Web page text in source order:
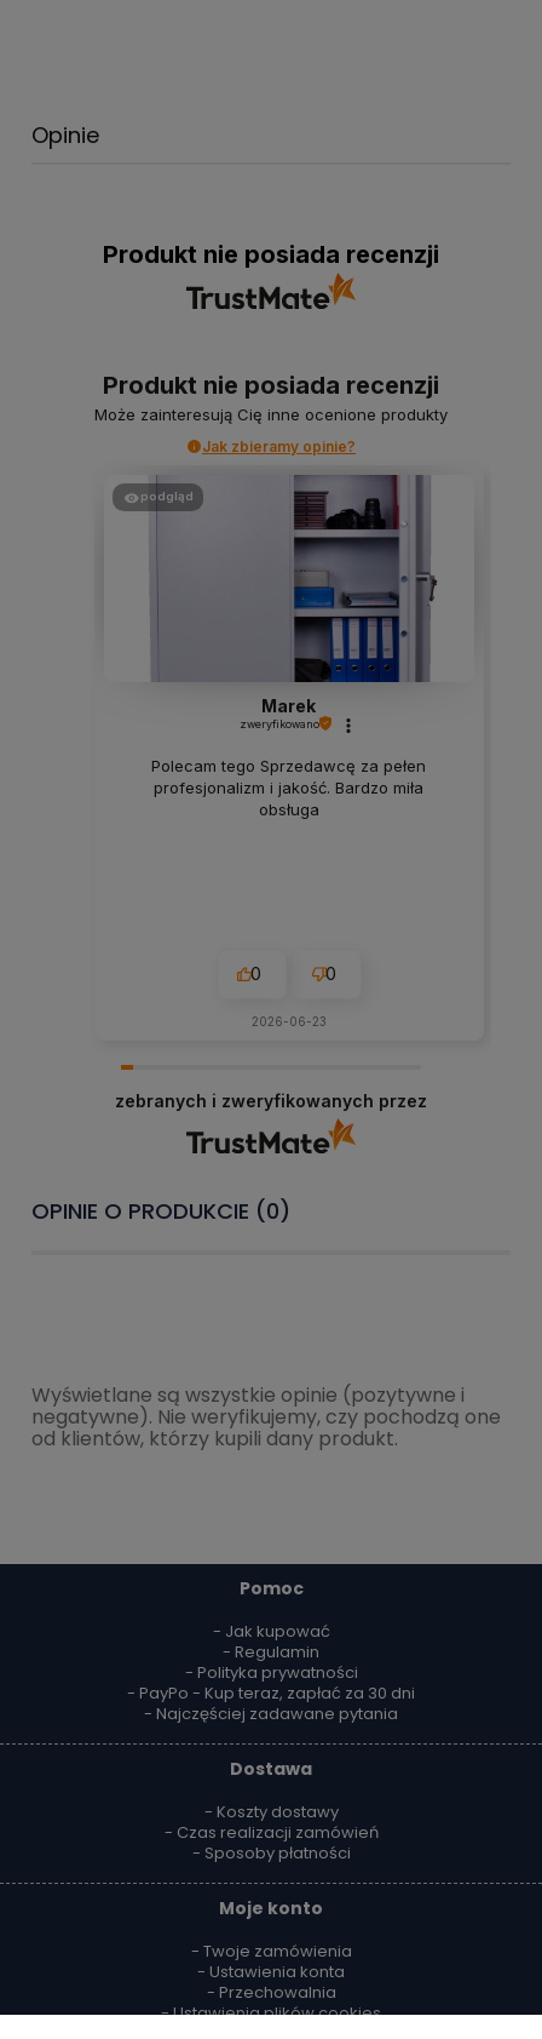
Opinie
Produkt nie posiada recenzji
Produkt nie posiada recenzji
Może zainteresują Cię inne ocenione produkty
Jak zbieramy opinie?
podgląd
Marek
zweryfikowano
Polecam tego Sprzedawcę za pełen
profesjonalizm i jakość. Bardzo miła
obsługa
0 0
2026-06-23
zebranych i zweryfikowanych przez
OPINIE O PRODUKCIE (0)
Wyświetlane są wszystkie opinie (pozytywne i
negatywne). Nie weryfikujemy, czy pochodzą one
od klientów, którzy kupili dany produkt.
Pomoc
- Jak kupować
- Regulamin
- Polityka prywatności
- PayPo - Kup teraz, zapłać za 30 dni
- Najczęściej zadawane pytania
Dostawa
- Koszty dostawy
- Czas realizacji zamówień
- Sposoby płatności
Moje konto
- Twoje zamówienia
- Ustawienia konta
- Przechowalnia
- Ustawienia plików cookies